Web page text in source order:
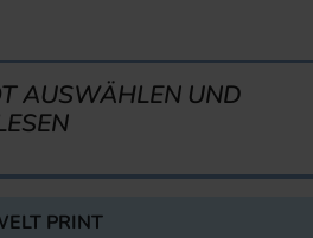
AUSWÄHLEN UND
PRINT